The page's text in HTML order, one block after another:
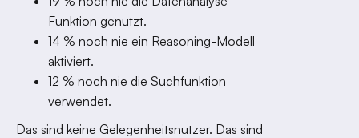
Funktion genutzt.
14 % noch nie ein Reasoning-Modell
aktiviert.
12 % noch nie die Suchfunktion
verwendet.
Das sind keine Gelegenheitsnutzer. Das sind